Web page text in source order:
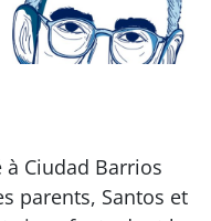
Ciudad Barrios
parents, Santos et